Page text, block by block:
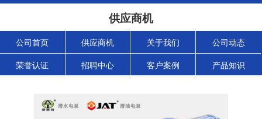
供应商机
公司首页 供应商机 关于我们 公司动态
荣誉认证 招聘中心 客户案例 产品知识